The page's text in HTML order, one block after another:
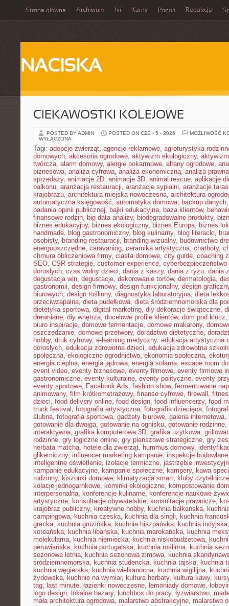
Strona główna Archiwum Ivi Karny Pogoń Redakcja
NACISKA
CIEKAWOSTKI KOLEJOWE
POSTED BY ADMIN POSTED ON CZE - 5 - 2026
MOŻLIWOŚĆ
WYŁĄCZONA
Tagi: adopcje zwierząt, agencje reklamowe, agroturystyka
domowych, akcesoria ogrodowe, aktywizm ekologiczny,
twórcza, alarm domowy, alergie pokarmowe, altany ogrodowe,
biznesowa, analiza cyfrowa, analiza ekonomiczna, analiza
sprzedaży, animacje 2D, animacje 3D, animal rescue, aplikacje
balkonu, aranżacja restauracji, aranżacje sypialni, aranżacje
krajobrazu, architektura miejska nowoczesna, architektura
automatyczna księgowość, automatyka domowa, backup danych
badania opinii publicznej, bajki edukacyjne, baza klientów,
finansowe rodzin, big data analizy, biodegradowalne produkty,
biznes edukacyjny, biznes ekologiczny, biznes Europa, biznes
handmade, blog gastronomiczny, blog kulinarny, blog literacki,
osobisty, branding restauracji, branding wizualny, budownictwo
energooszczędne, caravaning, ceramika artystyczna, chatboty,
chmura obliczeniowa firmy, ciasta domowe, city guide, coaching
SEO, CSR strategie, customer experience, cyberbezpieczeństwo
dorosłych, czas wolny dzieci, dania z kaszy, dania z ryżu, dania
degustacja win, degustacje, dekorowanie tortów, dermatologia,
gastronomii, design firmowy, design funkcjonalny, design
biurowych, design roślinny, diagnostyka laboratoryjna, dieta
przeciwzapalna, dieta pudełkowa, dieta śródziemnomorska dla
dietetyka sportowa, digital marketing, diy dekoracje świąteczne,
drewniane, diy wnętrza, docelowe profile klientów, dom pod klucz,
biuro inspiracje, domowe fermentacje, domowe makarony,
oszczędzanie, domowe przetwory, doradztwo dietetyczne,
hobby, druk cyfrowy, e-learning medyczny, edukacja artystyczna
dorosłych, edukacja zdrowotna dzieci, edukacja zdrowotna
społeczna, ekologiczne ogrodnictwo, ekonomia społeczna,
energia cieplna, energia jądrowa, energia solarna, escape room
event video, eventy biznesowe, eventy filmowe, eventy firmowe
gastronomiczne, eventy kulturalne, eventy polityczne, eventy
eventy sportowe, Facebook Ads, fashion show, fermentowane
animowany, film krótkometrażowy, finanse cyfrowe, firewall ,
dzieci, food delivery online, food design, food influencerzy, food
truck festival , fotografia artystyczna, fotografia dziecięca,
ślubna, fotografia sportowa, gadżety biurowe, galeria internetowa,
gotowanie dla dwojga, gotowanie na ognisku, gotowanie rodzinne,
interaktywna, grafika komputerowa 3D, grafika użytkowa,
rodzinne, gry logiczne online, gry planszowe strategiczne, gry
herbata matcha, hotele dla zwierząt, hummus domowy,
glikemiczny, influencer marketing kampanie, inspekcje budowlane
inteligentne oświetlenie, izolacje termiczne, jastrzębie
kampanie edukacyjne, kampanie społeczne, kampery, kawa
rodzinny, kiszonki domowe, klimatyzacja smart, kluby czytelnicze
kolacje jednogarnkowe, kominki ekologiczne, kompostowanie
interpersonalna, konferencje kulinarne, konferencje naukowe
artystyczne, konsultacje obywatelskie, konsultacje prawnicze,
krajobraz publiczny, kreatywne hobby, kuchnia bałkańska,
campingowa, kuchnia czeska, kuchnia dla singli, kuchnia
grecka, kuchnia gruzińska, kuchnia hiszpańska, kuchnia indyjska
koreańska, kuchnia libańska, kuchnia marokańska, kuchnia
molekularna, kuchnia niemiecka, kuchnia niskobudżetowa,
peruwiańska, kuchnia portugalska, kuchnia roślinna, kuchnia
sezonowa letnia, kuchnia sezonowa zimowa, kuchnia
śródziemnomorska, kuchnia studencka, kuchnia tajska, kuchnia
kuchnia węgierska, kuchnia wielkanocna, kuchnia wigilijna,
żydowska, kuchnie na wymiar, kultura herbaty, kultura kawy,
tag, last minute, łazienki nowoczesne, lemoniady domowe,
logo design, lokalne bazary, lunchbox do pracy, łyżwiarstwo,
mała architektura ogrodowa, malarstwo abstrakcyjne, malarstwo